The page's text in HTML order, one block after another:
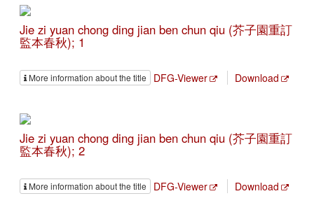
Jie zi yuan chong ding jian ben chun qiu (芥子園重訂
監本春秋); 1
More information about the title DFG-Viewer Download
Jie zi yuan chong ding jian ben chun qiu (芥子園重訂
監本春秋); 2
More information about the title DFG-Viewer Download